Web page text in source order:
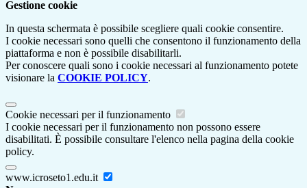
Gestione cookie
In questa schermata è possibile scegliere quali cookie consentire.
I cookie necessari sono quelli che consentono il funzionamento della
piattaforma e non è possibile disabilitarli.
Per conoscere quali sono i cookie necessari al funzionamento potete
visionare la COOKIE POLICY.
Cookie necessari per il funzionamento
I cookie necessari per il funzionamento non possono essere
disabilitati. È possibile consultare l'elenco nella pagina della cookie
policy.
www.icroseto1.edu.it